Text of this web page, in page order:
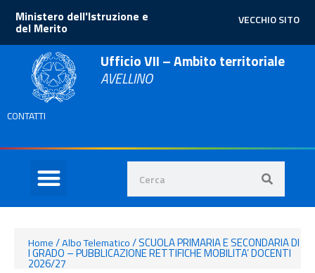
VECCHIO SITO
Ministero dell'Istruzione e
del Merito
Ufficio VII – Ambito territoriale
AVELLINO
CONTATTI
Home/Albo Telematico/SCUOLA PRIMARIA E SECONDARIA DI
I GRADO – PUBBLICAZIONE RETTIFICHE MOBILITA’ DOCENTI
2026/27